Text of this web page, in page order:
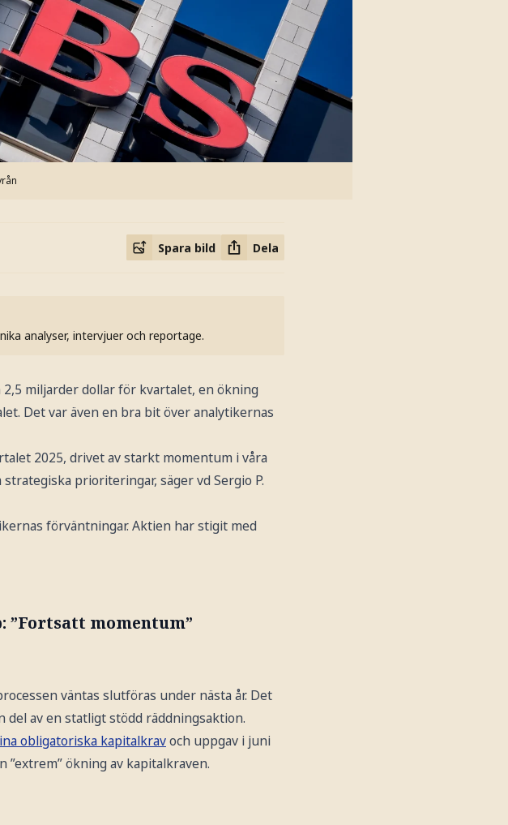
Spara bild Dela
analyser, intervjuer och reportage.
miljarder dollar för kvartalet, en ökning
Det var även en bra bit över analytikernas
2025, drivet av starkt momentum i våra
prioriteringar, säger vd Sergio P.
förväntningar. Aktien har stigit med
”Fortsatt momentum”
väntas slutföras under nästa år. Det
av en statligt stödd räddningsaktion.
obligatoriska kapitalkravoch uppgav i juni
ökning av kapitalkraven.